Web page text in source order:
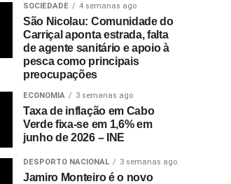
SOCIEDADE 4 semanas ago
São Nicolau: Comunidade do
Carriçal aponta estrada, falta
de agente sanitário e apoio à
pesca como principais
preocupações
ECONOMIA 3 semanas ago
Taxa de inflação em Cabo
Verde fixa-se em 1,6% em
junho de 2026 – INE
DESPORTO NACIONAL 3 semanas ago
Jamiro Monteiro é o novo